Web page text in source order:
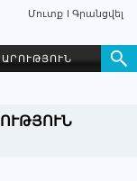
Մուտք Գրանցվել